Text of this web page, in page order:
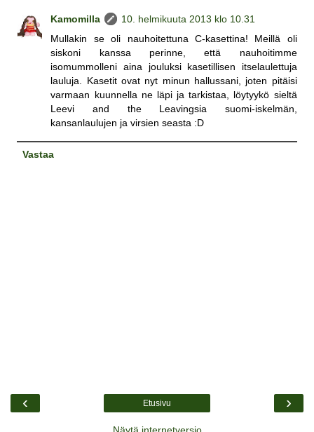
Kamomilla
10. helmikuuta 2013 klo 10.31
Mullakin se oli nauhoitettuna C-kasettina! Meillä oli
siskoni kanssa perinne, että nauhoitimme
isomummolleni aina jouluksi kasetillisen itselaulettuja
lauluja. Kasetit ovat nyt minun hallussani, joten pitäisi
varmaan kuunnella ne läpi ja tarkistaa, löytyykö sieltä
Leevi and the Leavingsia suomi-iskelmän,
kansanlaulujen ja virsien seasta :D
Vastaa
‹ ›
Etusivu
Näytä internetversio